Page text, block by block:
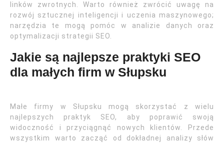
linków zwrotnych. Warto również zwrócić uwagę na
rozwój sztucznej inteligencji i uczenia maszynowego;
narzędzia te mogą pomóc w analizie danych oraz
optymalizacji strategii SEO.
Jakie są najlepsze praktyki SEO
dla małych firm w Słupsku
Małe firmy w Słupsku mogą skorzystać z wielu
najlepszych praktyk SEO, aby poprawić swoją
widoczność i przyciągnąć nowych klientów. Przede
wszystkim warto zacząć od dokładnej analizy słów